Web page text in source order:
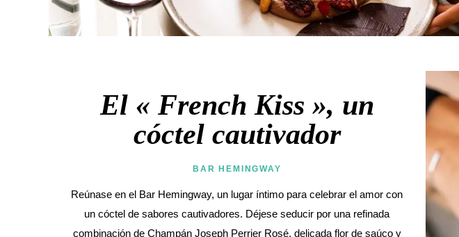
El « French Kiss », un
cóctel cautivador
BAR HEMINGWAY
Reúnase en el Bar Hemingway, un lugar íntimo para celebrar el amor con
un cóctel de sabores cautivadores. Déjese seducir por una refinada
combinación de Champán Joseph Perrier Rosé, delicada flor de saúco y